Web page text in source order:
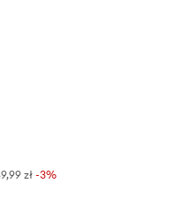
zł -3%